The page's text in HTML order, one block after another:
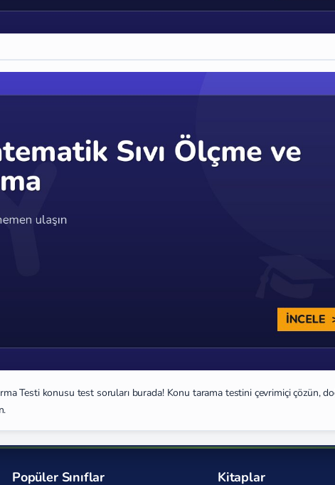
Testi konusu test soruları burada! Konu tarama testini çevrimiçi çözün,
Popüler Sınıflar Kitaplar